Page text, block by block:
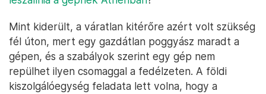
Mint kiderült, a váratlan kitérőre azért volt szükség
fél úton, mert egy gazdátlan poggyász maradt a
gépen, és a szabályok szerint egy gép nem
repülhet ilyen csomaggal a fedélzeten. A földi
kiszolgálóegység feladata lett volna, hogy a